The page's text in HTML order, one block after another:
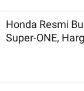
Honda Resmi
Super-ONE,